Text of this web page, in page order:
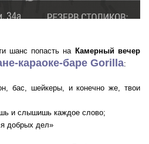
шанс попасть на Камерный вечер
караоке-баре Gorilla:
бас, шейкеры, и конечно же, твои
и слышишь каждое слово;
добрых дел»